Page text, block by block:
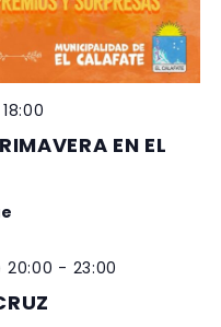
EN EL
20:00 - 23:00